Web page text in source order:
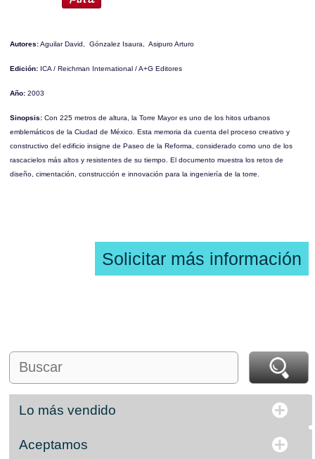
Autores:Aguilar David, Gónzalez Isaura, Asipuro Arturo
Edición: ICA / Reichman International / A+G Editores
Año:2003
Sinopsis: Con 225 metros de altura, la Torre Mayor es uno de los hitos urbanos
emblemáticos de la Ciudad de México. Esta memoria da cuenta del proceso creativo y
constructivo del edificio insigne de Paseo de la Reforma, considerado como uno de los
rascacielos más altos y resistentes de su tiempo. El documento muestra los retos de
diseño, cimentación, construcción e innovación para la ingeniería de la torre.
Solicitar más información
Lo más vendido
Aceptamos